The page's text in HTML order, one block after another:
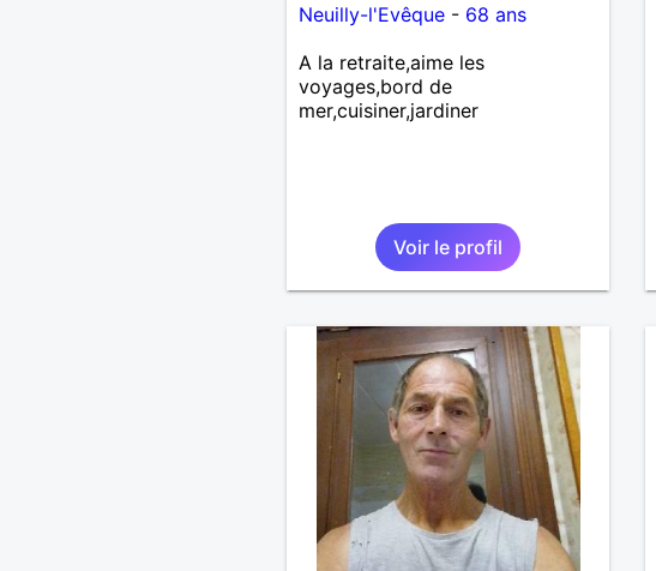
Neuilly-l'Evêque- 68 ans
A la retraite,aime les
voyages,bord de
mer,cuisiner,jardiner
Voir le profil